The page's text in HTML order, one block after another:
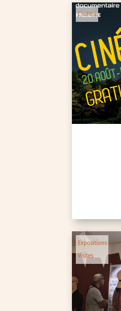
Cinéma
Expositions
Visites